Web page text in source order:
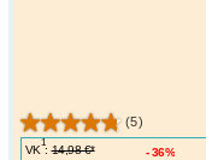
(5)
VK
1
: 14,98 €*
36%